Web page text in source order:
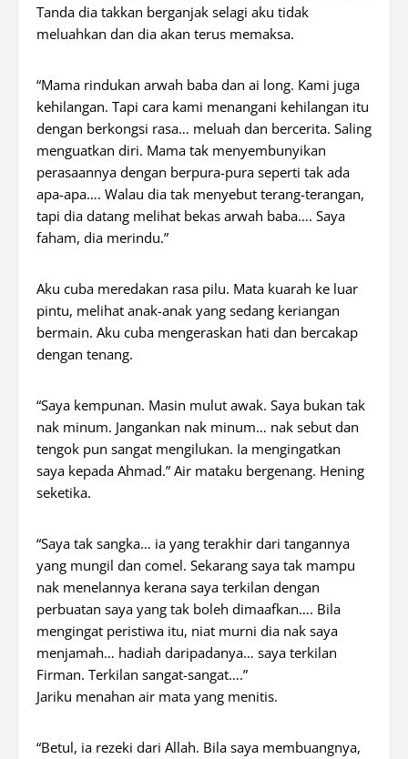
Tanda dia takkan berganjak selagi aku tidak
meluahkan dan dia akan terus memaksa.
“Mama rindukan arwah baba dan ai long. Kami juga
kehilangan. Tapi cara kami menangani kehilangan itu
dengan berkongsi rasa… meluah dan bercerita. Saling
menguatkan diri. Mama tak menyembunyikan
perasaannya dengan berpura-pura seperti tak ada
apa-apa…. Walau dia tak menyebut terang-terangan,
tapi dia datang melihat bekas arwah baba…. Saya
faham, dia merindu.”
Aku cuba meredakan rasa pilu. Mata kuarah ke luar
pintu, melihat anak-anak yang sedang keriangan
bermain. Aku cuba mengeraskan hati dan bercakap
dengan tenang.
“Saya kempunan. Masin mulut awak. Saya bukan tak
nak minum. Jangankan nak minum… nak sebut dan
tengok pun sangat mengilukan. Ia mengingatkan
saya kepada Ahmad.” Air mataku bergenang. Hening
seketika.
“Saya tak sangka… ia yang terakhir dari tangannya
yang mungil dan comel. Sekarang saya tak mampu
nak menelannya kerana saya terkilan dengan
perbuatan saya yang tak boleh dimaafkan…. Bila
mengingat peristiwa itu, niat murni dia nak saya
menjamah… hadiah daripadanya… saya terkilan
Firman. Terkilan sangat-sangat….”
Jariku menahan air mata yang menitis.
“Betul, ia rezeki dari Allah. Bila saya membuangnya,